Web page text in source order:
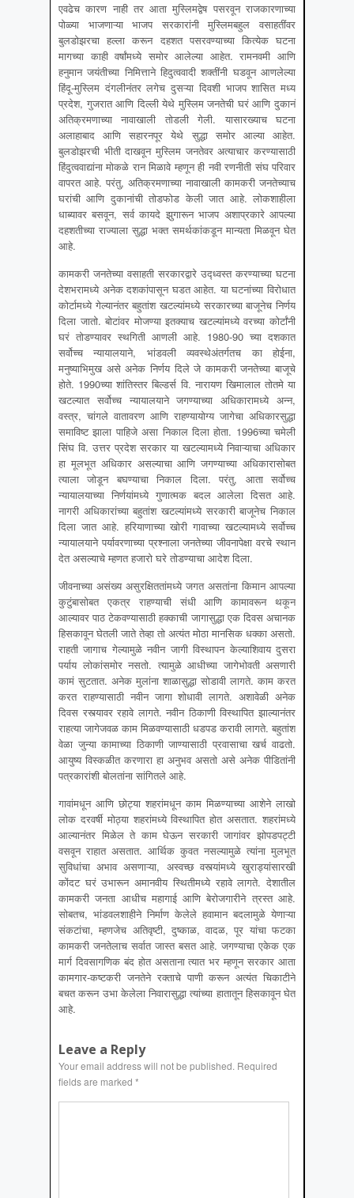
एवढेच कारण नाही तर आता मुस्लिमद्वेष पसरवून राजकारणाच्या
पोळ्या भाजणाऱ्या भाजप सरकारांनी मुस्लिमबहुल वसाहतींवर
बुलडोझरचा हल्ला करून दहशत पसरवण्याच्या कित्येक घटना
मागच्या काही वर्षांमध्ये समोर आलेल्या आहेत. रामनवमी आणि
हनुमान जयंतीच्या निमित्ताने हिदुत्ववादी शक्तींनी घडवून आणलेल्या
हिंदू-मुस्लिम दंगलीनंतर लगेच दुसऱ्या दिवशी भाजप शासित मध्य
प्रदेश, गुजरात आणि दिल्ली येथे मुस्लिम जनतेची घरं आणि दुकानं
अतिक्रमणाच्या नावाखाली तोडली गेली. यासारख्याच घटना
अलाहाबाद आणि सहारनपूर येथे सुद्धा समोर आल्या आहेत.
बुलडोझरची भीती दाखवून मुस्लिम जनतेवर अत्याचार करण्यासाठी
हिंदुत्ववाद्यांना मोकळे रान मिळावे म्हणून ही नवी रणनीती संघ परिवार
वापरत आहे. परंतु, अतिक्रमणाच्या नावाखाली कामकरी जनतेच्याच
घरांची आणि दुकानांची तोडफोड केली जात आहे. लोकशाहीला
धाब्यावर बसवून, सर्व कायदे झुगारून भाजप अशाप्रकारे आपल्या
दहशतीच्या राज्याला सुद्धा भक्त समर्थकांकडून मान्यता मिळवून घेत
आहे.
कामकरी जनतेच्या वसाहती सरकारद्वारे उद्ध्वस्त करण्याच्या घटना
देशभरामध्ये अनेक दशकांपासून घडत आहेत. या घटनांच्या विरोधात
कोर्टामध्ये गेल्यानंतर बहुतांश खटल्यांमध्ये सरकारच्या बाजूनेच निर्णय
दिला जातो. बोटांवर मोजण्या इतक्याच खटल्यांमध्ये वरच्या कोर्टांनी
घरं तोडण्यावर स्थगिती आणली आहे. 1980-90 च्या दशकात
सर्वोच्च न्यायालयाने, भांडवली व्यवस्थेअंतर्गतच का होईना,
मनुष्याभिमुख असे अनेक निर्णय दिले जे कामकरी जनतेच्या बाजूचे
होते. 1990च्या शांतिस्तर बिल्डर्स वि. नारायण खिमालाल तोतमे या
खटल्यात सर्वोच्च न्यायालयाने जगण्याच्या अधिकारामध्ये अन्न,
वस्त्र, चांगले वातावरण आणि राहण्यायोग्य जागेचा अधिकारसुद्धा
समाविष्ट झाला पाहिजे असा निकाल दिला होता. 1996च्या चमेली
सिंघ वि. उत्तर प्रदेश सरकार या खटल्यामध्ये निवाऱ्याचा अधिकार
हा मूलभूत अधिकार असल्याचा आणि जगण्याच्या अधिकारासोबत
त्याला जोडून बघण्याचा निकाल दिला. परंतु, आता सर्वोच्च
न्यायालयाच्या निर्णयांमध्ये गुणात्मक बदल आलेला दिसत आहे.
नागरी अधिकारांच्या बहुतांश खटल्यांमध्ये सरकारी बाजूनेच निकाल
दिला जात आहे. हरियाणाच्या खोरी गावाच्या खटल्यामध्ये सर्वोच्च
न्यायालयाने पर्यावरणाच्या प्रश्नाला जनतेच्या जीवनापेक्षा वरचे स्थान
देत असल्याचे म्हणत हजारो घरे तोडण्याचा आदेश दिला.
जीवनाच्या असंख्य असुरक्षिततांमध्ये जगत असतांना किमान आपल्या
कुटुंबासोबत एकत्र राहण्याची संधी आणि कामावरून थकून
आल्यावर पाठ टेकवण्यासाठी हक्काची जागासुद्धा एक दिवस अचानक
हिसकावून घेतली जाते तेव्हा तो अत्यंत मोठा मानसिक धक्का असतो.
राहती जागाच गेल्यामुळे नवीन जागी विस्थापन केल्याशिवाय दुसरा
पर्याय लोकांसमोर नसतो. त्यामुळे आधीच्या जागेभोवती असणारी
कामं सुटतात. अनेक मुलांना शाळासुद्धा सोडावी लागते. काम करत
करत राहण्यासाठी नवीन जागा शोधावी लागते. अशावेळी अनेक
दिवस रस्त्यावर रहावे लागते. नवीन ठिकाणी विस्थापित झाल्यानंतर
राहत्या जागेजवळ काम मिळवण्यासाठी धडपड करावी लागते. बहुतांश
वेळा जुन्या कामाच्या ठिकाणी जाण्यासाठी प्रवासाचा खर्च वाढतो.
आयुष्य विस्कळीत करणारा हा अनुभव असतो असे अनेक पीडितांनी
पत्रकारांशी बोलतांना सांगितले आहे.
गावांमधून आणि छोट्या शहरांमधून काम मिळण्याच्या आशेने लाखो
लोक दरवर्षी मोठ्या शहरांमध्ये विस्थापित होत असतात. शहरांमध्ये
आल्यानंतर मिळेल ते काम घेऊन सरकारी जागांवर झोपडपट्टी
वसवून राहात असतात. आर्थिक कुवत नसल्यामुळे त्यांना मुलभूत
सुविधांचा अभाव असणाऱ्या, अस्वच्छ वस्त्यांमध्ये खुराड्यांसारखी
कोंदट घरं उभारून अमानवीय स्थितीमध्ये रहावे लागते. देशातील
कामकरी जनता आधीच महागाई आणि बेरोजगारीने त्रस्त आहे.
सोबतच, भांडवलशाहीने निर्माण केलेले हवामान बदलामुळे येणाऱ्या
संकटांचा, म्हणजेच अतिवृष्टी, दुष्काळ, वादळ, पूर यांचा फटका
कामकरी जनतेलाच सर्वात जास्त बसत आहे. जगण्याचा एकेक एक
मार्ग दिवसागणिक बंद होत असताना त्यात भर म्हणून सरकार आता
कामगार-कष्टकरी जनतेने रक्ताचे पाणी करून अत्यंत चिकाटीने
बचत करून उभा केलेला निवारासुद्धा त्यांच्या हातातून हिसकावून घेत
आहे.
Leave a Reply
Your email address will not be published. Required
fields are marked *